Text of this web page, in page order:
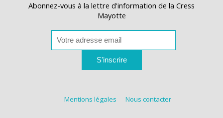
Abonnez-vous à la lettre d'information de la Cress
Mayotte
S'inscrire
Mentions légales Nous contacter